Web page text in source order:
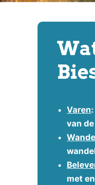
Varen
van
met